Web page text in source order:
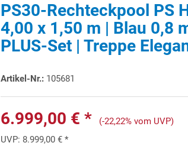
Bitte akzeptieren Sie dieMarketing
PS30-Rechteckpool PS
4,00 x 1,50 m | Blau 0,8
PLUS-Set | Treppe
Artikel-Nr.: 105681
6.999,00 € *
(-22,22% vom UVP)
UVP: 8.999,00 € *